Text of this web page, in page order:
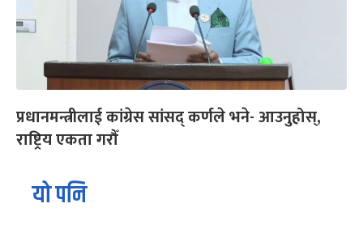
प्रधानमन्त्रीलाई कांग्रेस सांसद् कर्णले भने- आउनुहोस्,
राष्ट्रिय एकता गरौँ
यो पनि